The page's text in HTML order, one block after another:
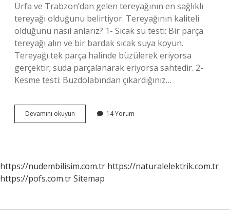
Urfa ve Trabzon’dan gelen tereyağının en sağlıklı
tereyağı olduğunu belirtiyor. Tereyağının kaliteli
olduğunu nasıl anlarız? 1- Sıcak su testi: Bir parça
tereyağı alın ve bir bardak sıcak suya koyun.
Tereyağı tek parça halinde büzülerek eriyorsa
gerçektir; suda parçalanarak eriyorsa sahtedir. 2-
Kesme testi: Buzdolabından çıkardığınız…
Devamını okuyun
Iyi
14 Yorum
https://nudembilisim.com.tr https://naturalelektrik.com.tr
https://pofs.com.trSitemap